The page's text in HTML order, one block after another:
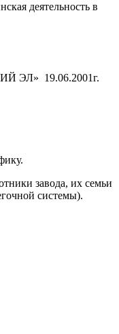
деятельность в
ЭЛ» 19.06.2001г.
завода, их семьи
системы).